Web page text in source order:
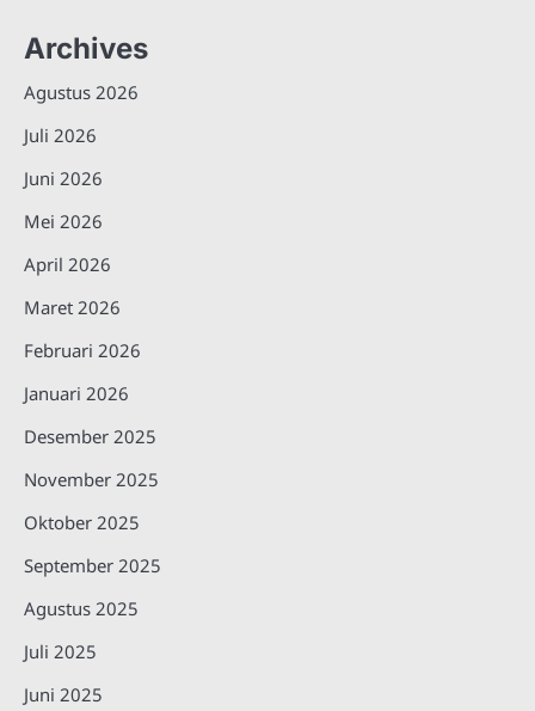
Archives
Agustus 2026
Juli 2026
Juni 2026
Mei 2026
April 2026
Maret 2026
Februari 2026
Januari 2026
Desember 2025
November 2025
Oktober 2025
September 2025
Agustus 2025
Juli 2025
Juni 2025